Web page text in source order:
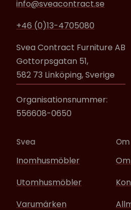
info@sveacontract.se
+46 (0)13-4705080
Svea Contract Furniture AB
Gottorpsgatan 51,
582 73 Linköping, Sverige
Organisationsnummer:
556608-0650
Svea
Inomhusmöbler
Utomhusmöbler
Varumärken
Om